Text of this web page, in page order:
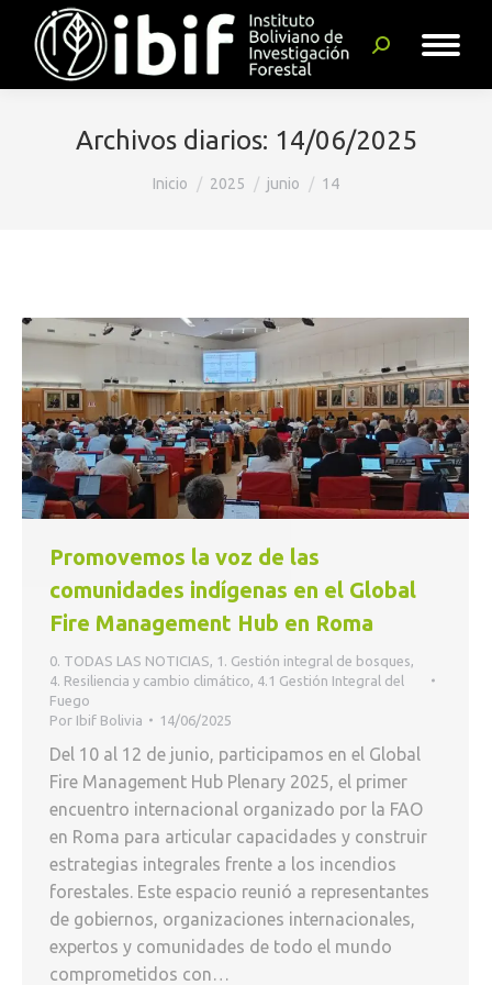
Buscar:
Archivos diarios: 14/06/2025
Estás aquí:
Inicio 2025 junio 14
Promovemos la voz de las
comunidades indígenas en el Global
Fire Management Hub en Roma
0. TODAS LAS NOTICIAS, 1. Gestión integral de bosques,
4. Resiliencia y cambio climático, 4.1 Gestión Integral del
Fuego
Por Ibif Bolivia 14/06/2025
Del 10 al 12 de junio, participamos en el Global
Fire Management Hub Plenary 2025, el primer
encuentro internacional organizado por la FAO
en Roma para articular capacidades y construir
estrategias integrales frente a los incendios
forestales. Este espacio reunió a representantes
de gobiernos, organizaciones internacionales,
expertos y comunidades de todo el mundo
comprometidos con…